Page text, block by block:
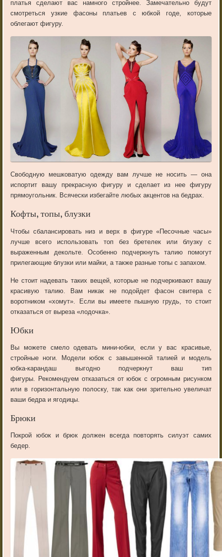
платья сделают вас намного стройнее. Замечательно будут
смотреться узкие фасоны платьев с юбкой годе, которые
облегают фигуру.
Свободную мешковатую одежду вам лучше не носить — она
испортит вашу прекрасную фигуру и сделает из нее фигуру
прямоугольник. Всячески избегайте любых акцентов на бедрах.
Кофты, топы, блузки
Чтобы сбалансировать низ и верх в фигуре «Песочные часы»
лучше всего использовать топ без бретелек или блузку с
выраженным декольте. Особенно подчеркнуть талию помогут
прилегающие блузки или майки, а также разные топы с запахом.
Не стоит надевать таких вещей, которые не подчеркивают вашу
красивую талию. Вам никак не подойдет фасон свитера с
воротником «хомут». Если вы имеете пышную грудь, то стоит
отказаться от выреза «лодочка».
Юбки
Вы можете смело одевать мини-юбки, если у вас красивые,
стройные ноги. Модели юбок с завышенной талией и модель
юбка-карандаш выгодно подчеркнут ваш тип
фигуры. Рекомендуем отказаться от юбок с огромным рисунком
или в горизонтальную полоску, так как они зрительно увеличат
ваши бедра и ягодицы.
Брюки
Покрой юбок и брюк должен всегда повторять силуэт самих
бедер.